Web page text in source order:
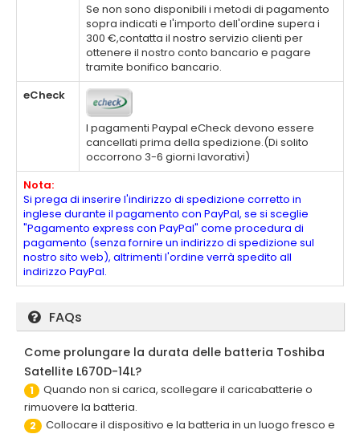
Se non sono disponibili i metodi di pagamento
sopra indicati e l'importo dell'ordine supera i
300 €,contatta il nostro servizio clienti per
ottenere il nostro conto bancario e pagare
tramite bonifico bancario.
eCheck
I pagamenti Paypal eCheck devono essere
cancellati prima della spedizione.(Di solito
occorrono 3-6 giorni lavorativi)
Nota:
Si prega di inserire l'indirizzo di spedizione corretto in
inglese durante il pagamento con PayPal, se si sceglie
"Pagamento express con PayPal" come procedura di
pagamento (senza fornire un indirizzo di spedizione sul
nostro sito web), altrimenti l'ordine verrà spedito all
indirizzo PayPal.
FAQs
Come prolungare la durata delle batteria Toshiba
Satellite L670D-14L?
1
Quando non si carica, scollegare il caricabatterie o
rimuovere la batteria.
2
Collocare il dispositivo e la batteria in un luogo fresco e